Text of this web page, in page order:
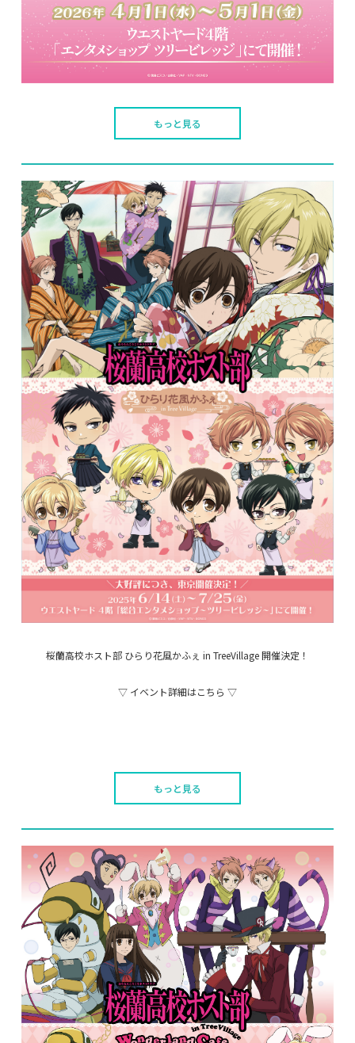
もっと見る
桜蘭高校ホスト部 ひらり花風かふぇ in TreeVillage 開催決定！
▽ イベント詳細はこちら ▽
もっと見る